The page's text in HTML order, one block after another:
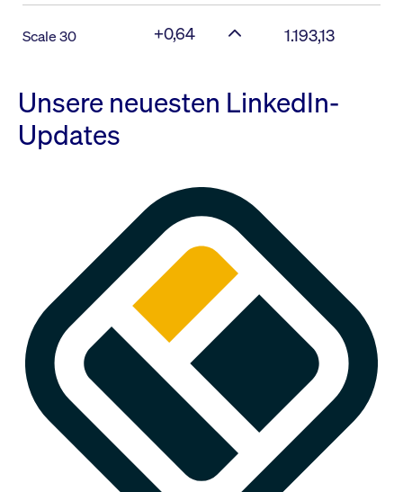
Scale 30 +0,64 1.193,13
Unsere neuesten LinkedIn-
Updates